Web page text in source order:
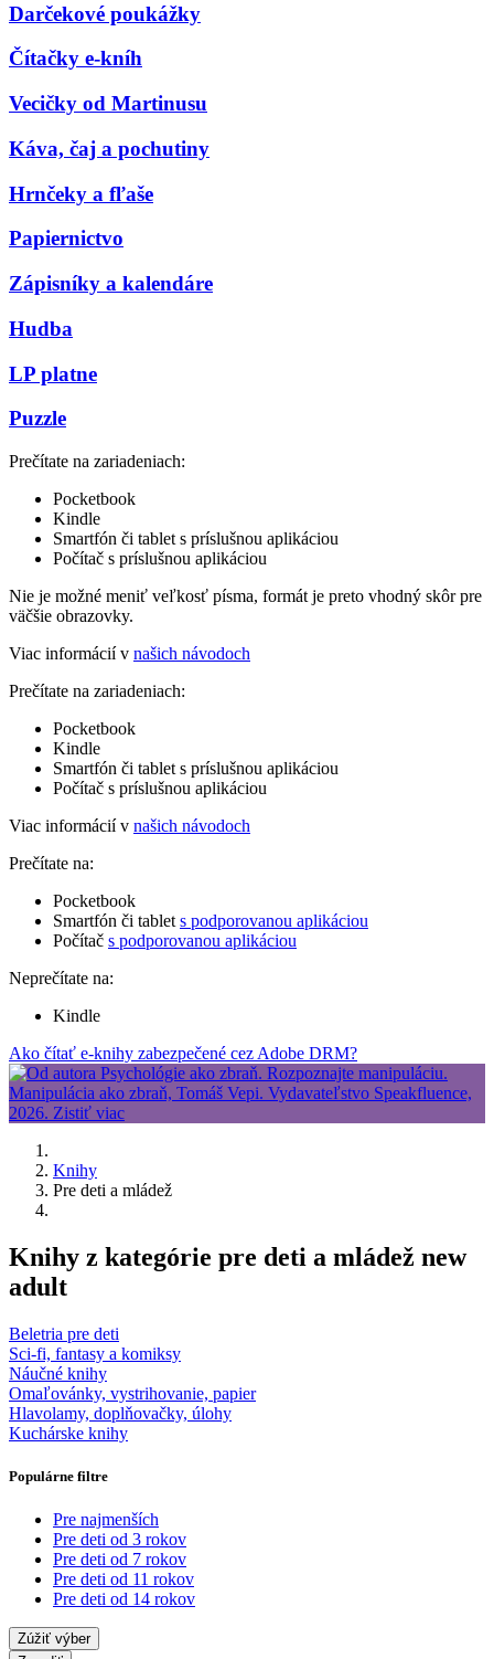
Darčekové poukážky
Čítačky e-kníh
Vecičky od Martinusu
Káva, čaj a pochutiny
Hrnčeky a fľaše
Papiernictvo
Zápisníky a kalendáre
Hudba
LP platne
Puzzle
Prečítate na zariadeniach:
Pocketbook
Kindle
Smartfón či tablet s príslušnou aplikáciou
Počítač s príslušnou aplikáciou
Nie je možné meniť veľkosť písma, formát je preto vhodný skôr pre
väčšie obrazovky.
Viac informácií v našich návodoch
Prečítate na zariadeniach:
Pocketbook
Kindle
Smartfón či tablet s príslušnou aplikáciou
Počítač s príslušnou aplikáciou
Viac informácií v našich návodoch
Prečítate na:
Pocketbook
Smartfón či tablet s podporovanou aplikáciou
Počítač s podporovanou aplikáciou
Neprečítate na:
Kindle
Ako čítať e-knihy zabezpečené cez Adobe DRM?
Knihy
Pre deti a mládež
Knihy z kategórie pre deti a mládež new
adult
Beletria pre deti
Sci-fi, fantasy a komiksy
Náučné knihy
Omaľovánky, vystrihovanie, papier
Hlavolamy, doplňovačky, úlohy
Kuchárske knihy
Populárne filtre
Pre najmenších
Pre deti od 3 rokov
Pre deti od 7 rokov
Pre deti od 11 rokov
Pre deti od 14 rokov
Zúžiť výber